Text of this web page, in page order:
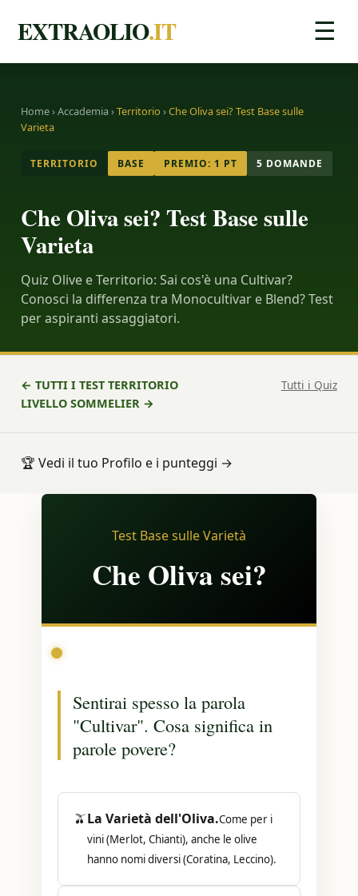
EXTRAOLIO.IT ☰
Home›Accademia ›Territorio ›Che Oliva sei? Test Base sulle
Varieta
TERRITORIO BASE PREMIO: 1 PT 5 DOMANDE
Che Oliva sei? Test Base sulle
Varieta
Quiz Olive e Territorio: Sai cos'è una Cultivar?
Conosci la differenza tra Monocultivar e Blend? Test
per aspiranti assaggiatori.
← TUTTI I TEST TERRITORIO
Tutti i Quiz
LIVELLO SOMMELIER →
🏆 Vedi il tuo Profilo e i punteggi →
Test Base sulle Varietà
Che Oliva sei?
Sentirai spesso la parola
"Cultivar". Cosa significa in
parole povere?
🫒La Varietà dell'Oliva.Come per i
vini (Merlot, Chianti), anche le olive
hanno nomi diversi (Coratina, Leccino).